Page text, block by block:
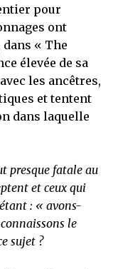
pour
ont
« The
élevée de sa
les ancêtres,
et tentent
dans laquelle
presque fatale au
et ceux qui
: « avons-
le
sujet ?